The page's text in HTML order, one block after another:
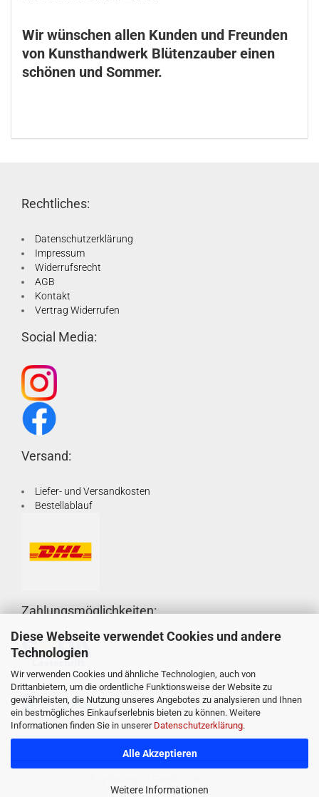
Diese Webseite verwendet Cookies und andere
Technologien
Wir verwenden Cookies und ähnliche Technologien, auch von
Drittanbietern, um die ordentliche Funktionsweise der Website zu
gewährleisten, die Nutzung unseres Angebotes zu analysieren und Ihnen
ein bestmögliches Einkaufserlebnis bieten zu können. Weitere
Informationen finden Sie in unserer Datenschutzerklärung.
Alle Akzeptieren
Weitere Informationen
Wir wünschen allen Kunden und Freunden
von Kunsthandwerk Blütenzauber einen
schönen und Sommer.
Rechtliches:
Datenschutzerklärung
Impressum
Widerrufsrecht
AGB
Kontakt
Vertrag Widerrufen
Social Media:
Versand:
Liefer- und Versandkosten
Bestellablauf
Zahlungsmöglichkeiten: